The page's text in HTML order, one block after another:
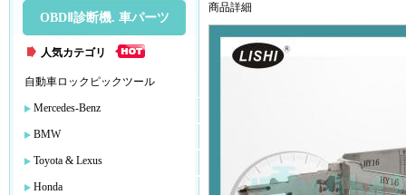
OBDⅡ診断機. 車パーツ
人気カテゴリ
自動車ロックピックツール
Mercedes-Benz
BMW
Toyota & Lexus
Honda
商品詳細